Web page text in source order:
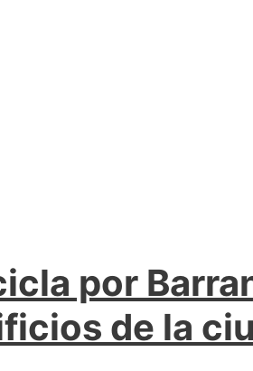
por
de la